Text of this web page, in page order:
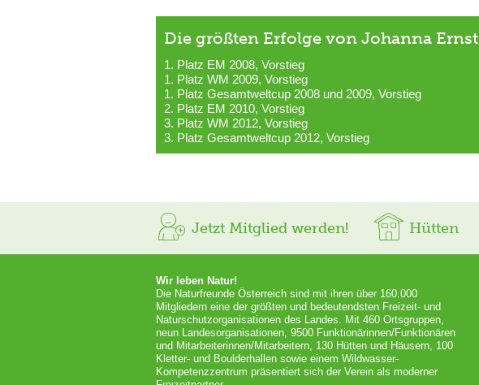
Die größten Erfolge von Johanna Ernst
1. Platz EM 2008, Vorstieg
1. Platz WM 2009, Vorstieg
1. Platz Gesamtweltcup 2008 und 2009, Vorstieg
2. Platz EM 2010, Vorstieg
3. Platz WM 2012, Vorstieg
3. Platz Gesamtweltcup 2012, Vorstieg
Jetzt Mitglied werden! Hütten
Wir leben Natur!
Die Naturfreunde Österreich sind mit ihren über 160.000
Mitgliedern eine der größten und bedeutendsten Freizeit- und
Naturschutzorganisationen des Landes. Mit 460 Ortsgruppen,
neun Landesorganisationen, 9500 Funktionärinnen/Funktionären
und Mitarbeiterinnen/Mitarbeitern, 130 Hütten und Häusern, 100
Kletter- und Boulderhallen sowie einem Wildwasser-
Kompetenzzentrum präsentiert sich der Verein als moderner